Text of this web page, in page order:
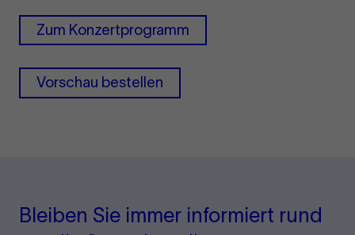
Zum Konzertprogramm
Vorschau bestellen
Bleiben Sie immer informiert rund